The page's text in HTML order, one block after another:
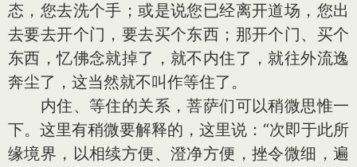
态，您去洗个手；或是说您已经离开道场，您出
去要去开个门，要去买个东西；那开个门、买个
东西，忆佛念就掉了，就不内住了，就往外流逸
奔尘了，这当然就不叫作等住了。
内住、等住的关系，菩萨们可以稍微思惟一
下。这里有稍微要解释的，这里说：“次即于此所
缘境界，以相续方便、澄净方便，挫令微细，遍